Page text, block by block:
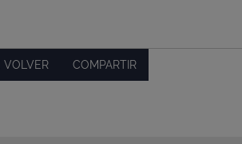
VOLVER COMPARTIR